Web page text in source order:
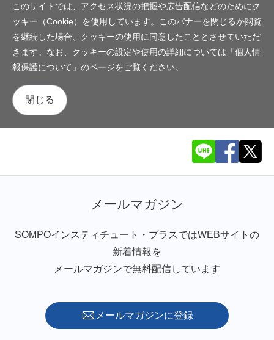
このサイトでは、アクセス状況の把握や広告配信などのためにク
ッキー（Cookie）を使用しています。このバナーを閉じるか閲覧
を継続した場合、クッキーの使用に同意したこととさせていただ
きます。なお、クッキーの設定や使用の詳細については「個人情
報保護について 」のページをご覧ください。
閉じる
メールマガジン
SOMPOインスティチュート・プラスではWEBサイトの
新着情報を
メールマガジンで無料配信しています
メールマガジンに登録